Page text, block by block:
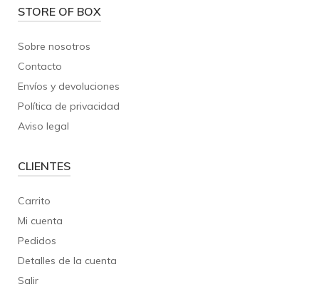
STORE OF BOX
Sobre nosotros
Contacto
Envíos y devoluciones
Política de privacidad
Aviso legal
CLIENTES
Carrito
Mi cuenta
Pedidos
Detalles de la cuenta
Salir